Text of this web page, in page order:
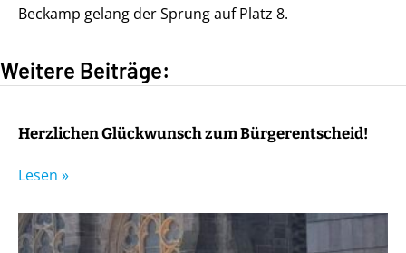
Beckamp gelang der Sprung auf Platz 8.
Weitere Beiträge:
Herzlichen Glückwunsch zum Bürgerentscheid!
Lesen »